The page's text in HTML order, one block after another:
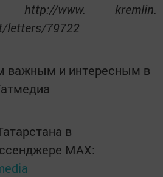
www. kremlin.
letters/79722
важным и интересным в
в
MАХ: